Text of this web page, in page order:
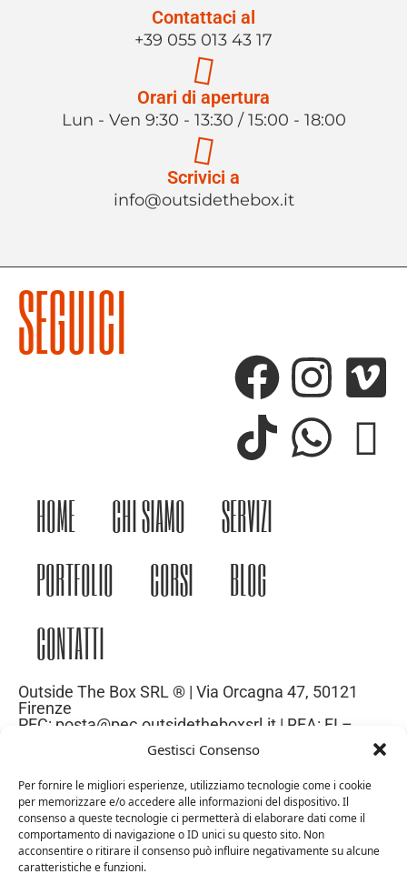
Gestisci Consenso
Per fornire le migliori esperienze, utilizziamo tecnologie come i cookie
per memorizzare e/o accedere alle informazioni del dispositivo. Il
consenso a queste tecnologie ci permetterà di elaborare dati come il
comportamento di navigazione o ID unici su questo sito. Non
acconsentire o ritirare il consenso può influire negativamente su alcune
caratteristiche e funzioni.
Contattaci al
+39 055 013 43 17
Orari di apertura
Lun - Ven 9:30 - 13:30 / 15:00 - 18:00
Scrivici a
info@outsidethebox.it
HOME CHI SIAMO
SERVIZI
PORTFOLIO
CORSI
BLOG
CONTATTI
Outside The Box SRL ® | Via Orcagna 47, 50121
Firenze
PEC: posta@pec.outsidetheboxsrl.it | REA: FI –
669971| P.IVA: 06969740486
Capitale Sociale: 10.000€
SEGUICI